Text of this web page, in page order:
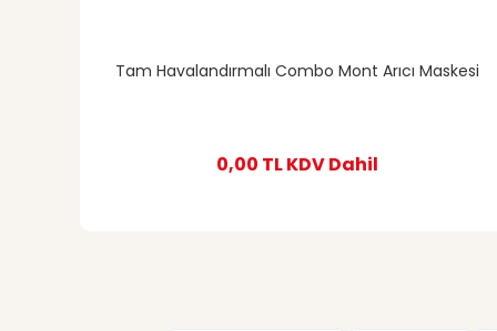
Tam Havalandırmalı Combo Mont Arıcı Maskesi
0,00 TLKDV Dahil